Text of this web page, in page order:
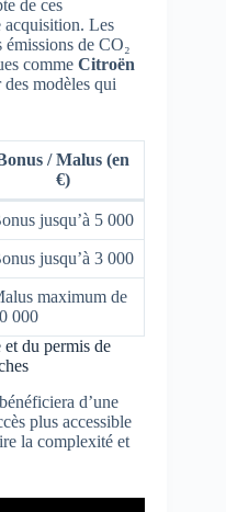
de ces
acquisition. Les
émissions de CO₂
comme Citroën
modèles qui
/ Malus (en
€)
jusqu’à 5 000
jusqu’à 3 000
maximum de
000
et du permis de
d’une
plus accessible
la complexité et